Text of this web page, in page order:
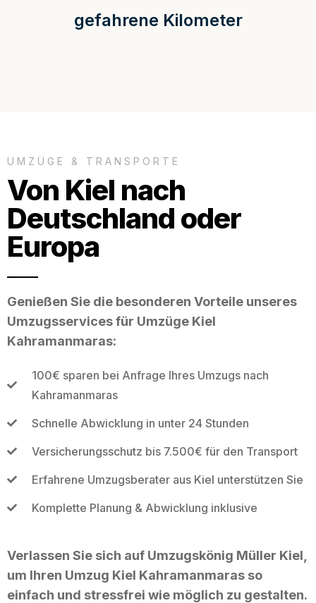
gefahrene Kilometer
UMZÜGE & TRANSPORTE
Von Kiel nach
Deutschland oder
Europa
Genießen Sie die besonderen Vorteile unseres
Umzugsservices für Umzüge Kiel
Kahramanmaras:
100€ sparen bei Anfrage Ihres Umzugs nach
Kahramanmaras
Schnelle Abwicklung in unter 24 Stunden
Versicherungsschutz bis 7.500€ für den Transport
Erfahrene Umzugsberater aus Kiel unterstützen Sie
Komplette Planung & Abwicklung inklusive
Verlassen Sie sich auf Umzugskönig Müller Kiel,
um Ihren Umzug Kiel Kahramanmaras so
einfach und stressfrei wie möglich zu gestalten.